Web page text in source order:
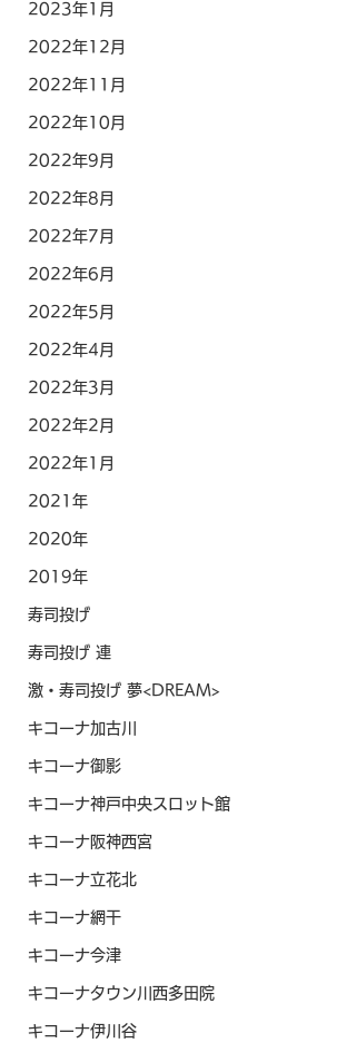
2023年1月
2022年12月
2022年11月
2022年10月
2022年9月
2022年8月
2022年7月
2022年6月
2022年5月
2022年4月
2022年3月
2022年2月
2022年1月
2021年
2020年
2019年
寿司投げ
寿司投げ 連
激・寿司投げ 夢<DREAM>
キコーナ加古川
キコーナ御影
キコーナ神戸中央スロット館
キコーナ阪神西宮
キコーナ立花北
キコーナ網干
キコーナ今津
キコーナタウン川西多田院
キコーナ伊川谷